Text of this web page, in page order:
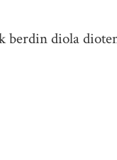
berdin diola